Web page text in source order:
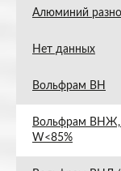
Алюминий
Нет данных
Вольфрам ВН
Вольфрам ВНЖ,
W<85%